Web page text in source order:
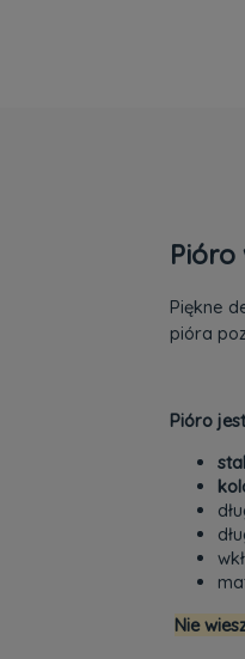
Pióro
Piękne
pióra
Pióro
Nie